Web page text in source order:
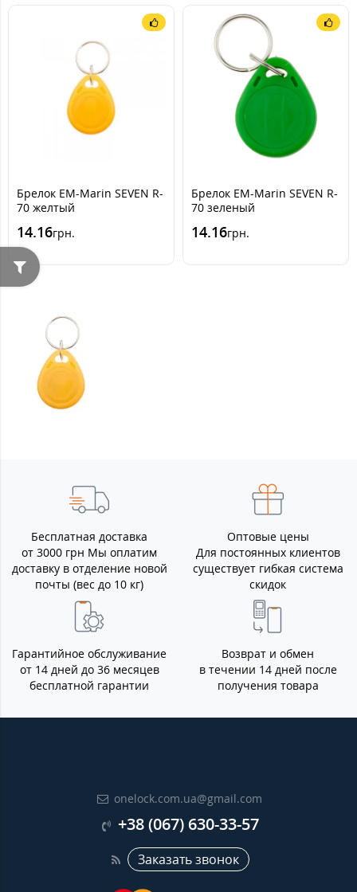
Брелок EM-Marin SEVEN R-
70 желтый
14.16грн.
Брелок EM-Marin SEVEN R-
70 зеленый
14.16грн.
Бесплатная доставка
от 3000 грн Мы оплатим
доставку в отделение новой
почты (вес до 10 кг)
Оптовые цены
Для постоянных клиентов
существует гибкая система
скидок
Гарантийное обслуживание
от 14 дней до 36 месяцев
бесплатной гарантии
Возврат и обмен
в течении 14 дней после
получения товара
onelock.com.ua@gmail.com
+38 (067) 630-33-57
Заказать звонок